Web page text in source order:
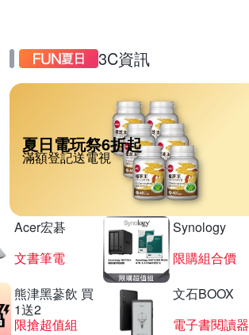
3C資訊
夏日電玩祭6折起
滿額登記送電視
Acer宏碁
文書筆電
Synology
限購組合價
熊津黑蔘飲 買
1送2
限搶超值組
文石BOOX
電子書閱讀器